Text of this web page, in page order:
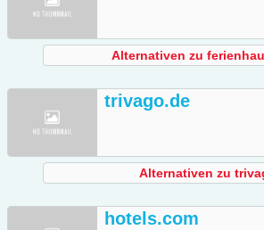
Alternativen zu
trivago.de
Alternativen zu
hotels.com